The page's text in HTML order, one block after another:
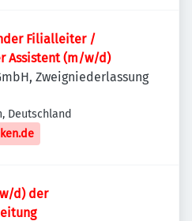
Filialleiter /
Assistent (m/w/d)
Zweigniederlassung
Deutschland
d) der